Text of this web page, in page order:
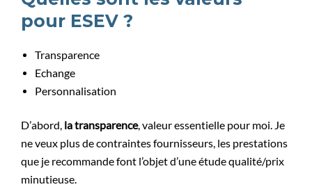
pour ESEV ?
Transparence
Echange
Personnalisation
D’abord, la transparence, valeur essentielle pour moi. Je
ne veux plus de contraintes fournisseurs, les prestations
que je recommande font l’objet d’une étude qualité/prix
minutieuse.